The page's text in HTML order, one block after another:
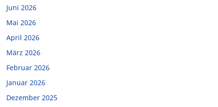
Juni 2026
Mai 2026
April 2026
März 2026
Februar 2026
Januar 2026
Dezember 2025